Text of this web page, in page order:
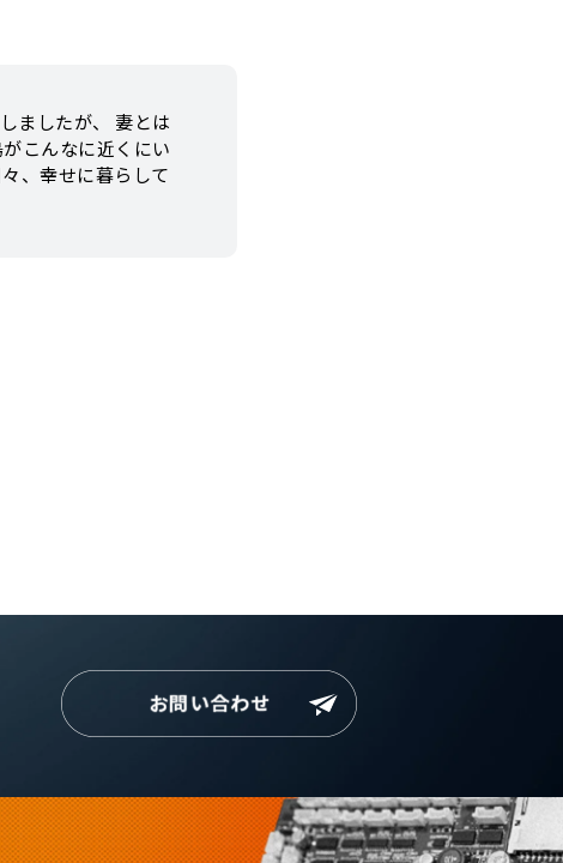
ましたが、 妻とは
こんなに近くにい
、幸せに暮らして